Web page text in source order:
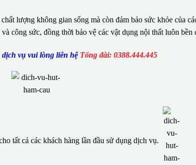
lượng không gian sống mà còn đảm bảo sức khỏe của
công sức, đồng thời bảo vệ các vật dụng nội thất luôn bền
vụ vui lòng liên hệ Tổng đài: 0388.444.445
tất cả các khách hàng lần đầu sử dụng dịch vụ.